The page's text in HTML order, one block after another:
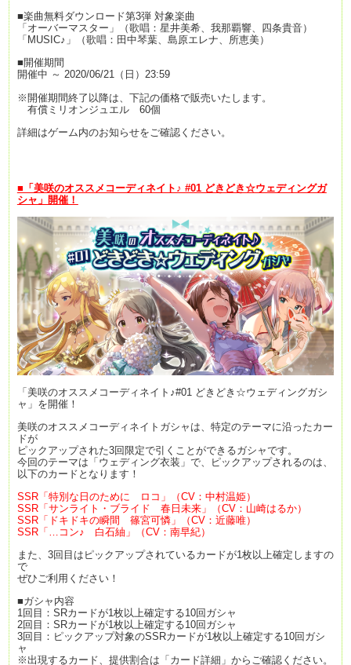
■楽曲無料ダウンロード第3弾 対象楽曲
「オーバーマスター」（歌唱：星井美希、我那覇響、四条貴音）
「MUSIC♪」（歌唱：田中琴葉、島原エレナ、所恵美）
■開催期間
開催中 ～ 2020/06/21（日）23:59
※開催期間終了以降は、下記の価格で販売いたします。
有償ミリオンジュエル 60個
詳細はゲーム内のお知らせをご確認ください。
■「美咲のオススメコーディネイト♪ #01 どきどき☆ウェディングガ
シャ」開催！
「美咲のオススメコーディネイト♪#01 どきどき☆ウェディングガシ
ャ」を開催！
美咲のオススメコーディネイトガシャは、特定のテーマに沿ったカー
ドが
ピックアップされた3回限定で引くことができるガシャです。
今回のテーマは「ウェディング衣装」で、ピックアップされるのは、
以下のカードとなります！
SSR「特別な日のために ロコ」（CV：中村温姫）
SSR「サンライト・ブライド 春日未来」（CV：山崎はるか）
SSR「ドキドキの瞬間 篠宮可憐」（CV：近藤唯）
SSR「…コン♪ 白石紬」（CV：南早紀）
また、3回目はピックアップされているカードが1枚以上確定しますの
で
ぜひご利用ください！
■ガシャ内容
1回目：SRカードが1枚以上確定する10回ガシャ
2回目：SRカードが1枚以上確定する10回ガシャ
3回目：ピックアップ対象のSSRカードが1枚以上確定する10回ガシ
ャ
※出現するカード、提供割合は「カード詳細」からご確認ください。